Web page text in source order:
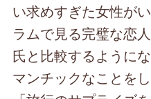
い求めすぎた女性が
ラムで見る完璧な恋
氏と比較するように
マンチックなことを